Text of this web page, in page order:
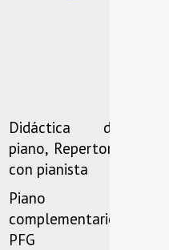
Didáctica del
piano, Repertorio
con pianista
Piano
complementario,
PFG